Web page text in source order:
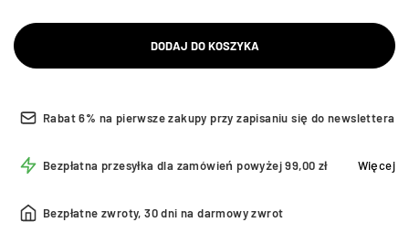
DODAJ DO KOSZYKA
Rabat 6% na pierwsze zakupy przy zapisaniu się do newslettera
Bezpłatna przesyłka dla zamówień powyżej 99,00 zł Więcej
Bezpłatne zwroty, 30 dni na darmowy zwrot